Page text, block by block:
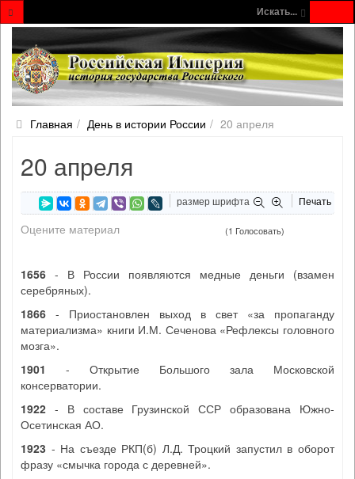
Искать...
Главная День в истории России 20 апреля
20 апреля
размер шрифта Печать
Оцените материал (1 Голосовать)
1656 - В России появляются медные деньги (взамен
серебряных).
1866 - Приостановлен выход в свет «за пропаганду
материализма» книги И.М. Сеченова «Рефлексы головного
мозга».
1901 - Открытие Большого зала Московской
консерватории.
1922 - В составе Грузинской ССР образована Южно-
Осетинская АО.
1923 - На съезде РКП(б) Л.Д. Троцкий запустил в оборот
фразу «смычка города с деревней».